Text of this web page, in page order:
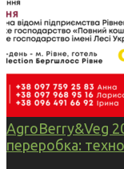
AgroBerry&Veg
переробка: